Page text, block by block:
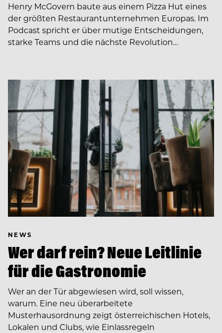
Henry McGovern baute aus einem Pizza Hut eines
der größten Restaurantunternehmen Europas. Im
Podcast spricht er über mutige Entscheidungen,
starke Teams und die nächste Revolution…
NEWS
Wer darf rein? Neue Leitlinie
für die Gastronomie
Wer an der Tür abgewiesen wird, soll wissen,
warum. Eine neu überarbeitete
Musterhausordnung zeigt österreichischen Hotels,
Lokalen und Clubs, wie Einlassregeln